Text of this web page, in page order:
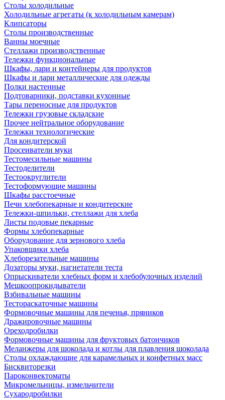
Столы холодильные
Холодильные агрегаты (к холодильным камерам)
Клипсаторы
Столы производственные
Ванны моечные
Стеллажи производственные
Тележки функциональные
Шкафы, лари и контейнеры для продуктов
Шкафы и лари металлические для одежды
Полки настенные
Подтоварники, подставки кухонные
Тары переносные для продуктов
Тележки грузовые складские
Прочее нейтральное оборудование
Тележки технологические
Для кондитерской
Просеиватели муки
Тестомесильные машины
Тестоделители
Тестоокруглители
Тестоформующие машины
Шкафы расстоечные
Печи хлебопекарные и кондитерские
Тележки-шпильки, стеллажи для хлеба
Листы подовые пекарные
Формы хлебопекарные
Оборудование для зернового хлеба
Упаковщики хлеба
Хлеборезательные машины
Дозаторы муки, нагнетатели теста
Опрыскиватели хлебных форм и хлебобулочных изделий
Мешкоопрокидыватели
Взбивальные машины
Тестораскаточные машины
Формовочные машины для печенья, пряников
Дражировочные машины
Ореходробилки
Формовочные машины для фруктовых батончиков
Меланжеры для шоколада и котлы для плавления шоколада
Столы охлаждающие для карамельных и конфетных масс
Бисквиторезки
Пароконвектоматы
Микромельницы, измельчители
Сухародробилки